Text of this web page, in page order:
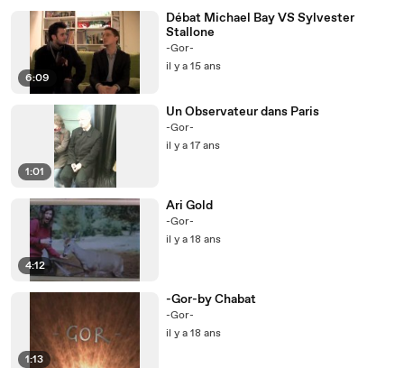
6:09
Débat Michael Bay VS Sylvester
Stallone
-Gor-
il y a 15 ans
1:01
Un Observateur dans Paris
-Gor-
il y a 17 ans
4:12
Ari Gold
-Gor-
il y a 18 ans
1:13
-Gor-by Chabat
-Gor-
il y a 18 ans